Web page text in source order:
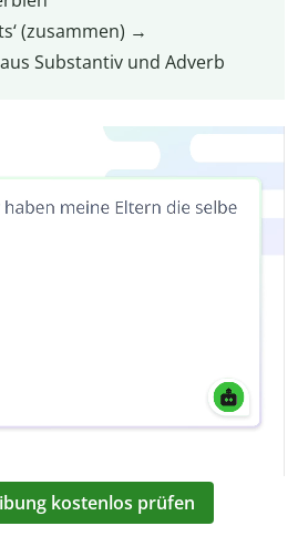
(zusammen) →
Substantiv und Adverb
kostenlos prüfen